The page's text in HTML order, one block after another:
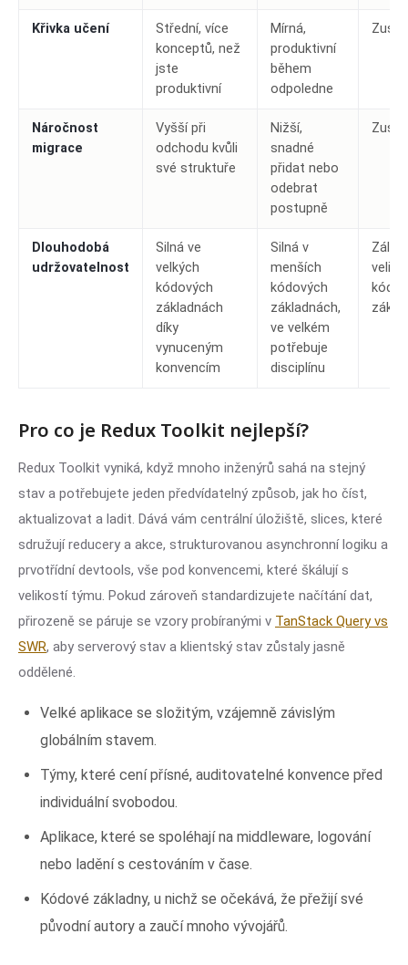
Křivka učení
Střední, více
konceptů, než
jste
produktivní
Mírná,
produktivní
během
odpoledne
Náročnost
migrace
Vyšší při
odchodu kvůli
své struktuře
Nižší,
snadné
přidat nebo
odebrat
postupně
Dlouhodobá
udržovatelnost
Silná ve
velkých
kódových
základnách
díky
vynuceným
konvencím
Silná v
menších
kódových
základnách,
ve velkém
potřebuje
disciplínu
Pro co je Redux Toolkit nejlepší?
Redux Toolkit vyniká, když mnoho inženýrů sahá na stejný
stav a potřebujete jeden předvídatelný způsob, jak ho číst,
aktualizovat a ladit. Dává vám centrální úložiště, slices, které
sdružují reducery a akce, strukturovanou asynchronní logiku a
prvotřídní devtools, vše pod konvencemi, které škálují s
velikostí týmu. Pokud zároveň standardizujete načítání dat,
přirozeně se páruje se vzory probíranými v TanStack Query vs
SWR, aby serverový stav a klientský stav zůstaly jasně
oddělené.
Velké aplikace se složitým, vzájemně závislým
globálním stavem.
Týmy, které cení přísné, auditovatelné konvence před
individuální svobodou.
Aplikace, které se spoléhají na middleware, logování
nebo ladění s cestováním v čase.
Kódové základny, u nichž se očekává, že přežijí své
původní autory a zaučí mnoho vývojářů.